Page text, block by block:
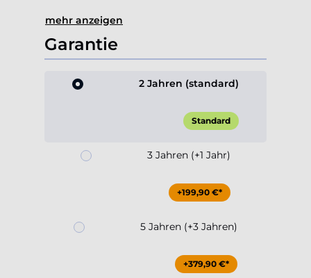
mehr anzeigen
Garantie
2 Jahren (standard)
Standard
3 Jahren (+1 Jahr)
+199,90 €*
5 Jahren (+3 Jahren)
+379,90 €*